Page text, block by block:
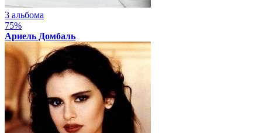
3 альбома
75%
Ариель Домбаль